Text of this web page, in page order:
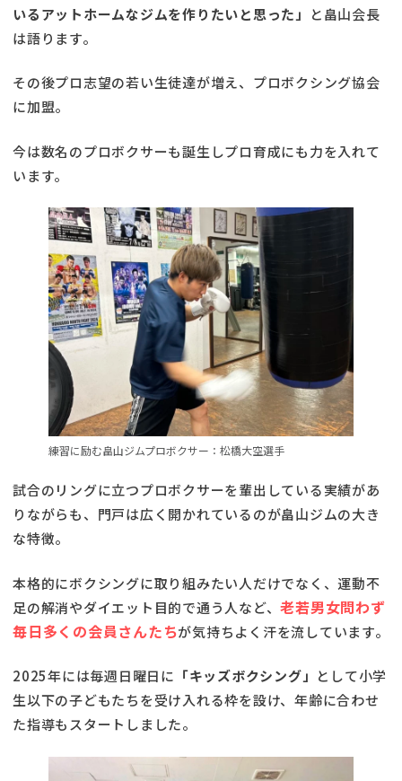
いるアットホームなジムを作りたいと思った」
と畠山会長
は語ります。
その後プロ志望の若い生徒達が増え、プロボクシング協会
に加盟。
今は数名のプロボクサーも誕生しプロ育成にも力を入れて
います。
練習に励む畠山ジムプロボクサー：松橋大空選手
試合のリングに立つプロボクサーを輩出している実績があ
りながらも、門戸は広く開かれているのが畠山ジムの大き
な特徴。
本格的にボクシングに取り組みたい人だけでなく、運動不
足の解消やダイエット目的で通う人など、老若男女問わず
毎日多くの会員さんたちが気持ちよく汗を流しています。
2025年には毎週日曜日に 「キッズボクシング」 として小学
生以下の子どもたちを受け入れる枠を設け、年齢に合わせ
た指導もスタートしました。